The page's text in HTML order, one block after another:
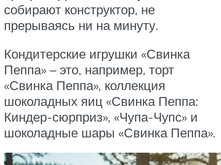
собирают конструктор, не
прерываясь ни на минуту.
Кондитерские игрушки «Свинка
Пеппа» – это, например, торт
«Свинка Пеппа», коллекция
шоколадных яиц «Свинка Пеппа:
Киндер-сюрприз», «Чупа-Чупс» и
шоколадные шары «Свинка Пеппа».